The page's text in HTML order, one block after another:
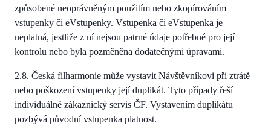
způsobené neoprávněným použitím nebo zkopírováním
vstupenky či eVstupenky. Vstupenka či eVstupenka je
neplatná, jestliže z ní nejsou patrné údaje potřebné pro její
kontrolu nebo byla pozměněna dodatečnými úpravami.
2.8. Česká filharmonie může vystavit Návštěvníkovi při ztrátě
nebo poškození vstupenky její duplikát. Tyto případy řeší
individuálně zákaznický servis ČF. Vystavením duplikátu
pozbývá původní vstupenka platnost.